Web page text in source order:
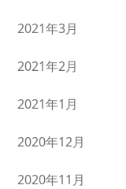
2021年3月
2021年2月
2021年1月
2020年12月
2020年11月